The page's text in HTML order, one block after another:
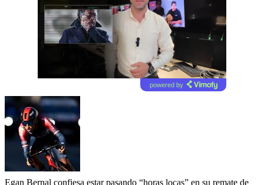
powered by
Egan Bernal confiesa estar pasando “horas locas” en su remate de